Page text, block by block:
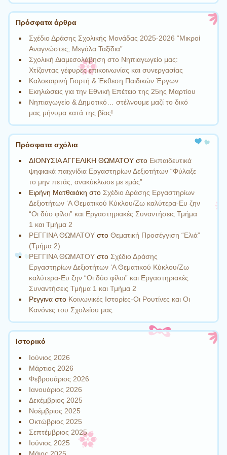
Πρόσφατα άρθρα
Σχέδιο Δράσης Σχολικής Μονάδας 2025-2026 “Μικροί
Αναγνώστες, Μεγάλα Ταξίδια”
Σχολική Διαμεσολάβηση στο Νηπιαγωγείο μας:
Χτίζοντας γέφυρες επικοινωνίας και συνεργασίας
Καλοκαιρινή Γιορτή & Έκθεση Παιδικών Έργων
Εκηλώσεις για την Εθνική Επέτειο της 25ης Μαρτίου
Νηπιαγωγείο & Δημοτικό… στέλνουμε μαζί το δικό
μας μήνυμα κατά της βίας!
Πρόσφατα σχόλια
ΔΙΟΝΥΣΙΑ ΑΓΓΕΛΙΚΗ ΘΩΜΑΤΟΥ στο Εκπαιδευτικά
ψηφιακά παιχνίδια Εργαστηρίων Δεξιοτήτων “Φύλαξε
το μην πετάς, ανακύκλωσε με εμάς”
Ειρήνη Ματθαιάκη στο Σχέδιο Δράσης Εργαστηρίων
Δεξιοτήτων ‘Α Θεματικού Κύκλου/Ζω καλύτερα-Ευ ζην
“Οι δύο φίλοι” και Εργαστηριακές Συναντήσεις Τμήμα
1 και Τμήμα 2
ΡΕΓΓΙΝΑ ΘΩΜΑΤΟΥ στοΘεματική Προσέγγιση “Ελιά”
(Τμήμα 2)
ΡΕΓΓΙΝΑ ΘΩΜΑΤΟΥ στο Σχέδιο Δράσης
Εργαστηρίων Δεξιοτήτων ‘Α Θεματικού Κύκλου/Ζω
καλύτερα-Ευ ζην “Οι δύο φίλοι” και Εργαστηριακές
Συναντήσεις Τμήμα 1 και Τμήμα 2
Ρεγγινα στο Κοινωνικές Ιστορίες-Οι Ρουτίνες και Οι
Κανόνες του Σχολείου μας
Ιστορικό
Ιούνιος 2026
Μάρτιος 2026
Φεβρουάριος 2026
Ιανουάριος 2026
Δεκέμβριος 2025
Νοέμβριος 2025
Οκτώβριος 2025
Σεπτέμβριος 2025
Ιούνιος 2025
Μάιος 2025